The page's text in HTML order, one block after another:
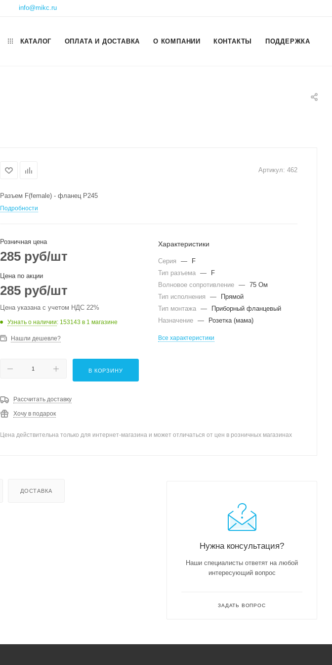
info@mikc.ru
КАТАЛОГ ОПЛАТА И ДОСТАВКА О КОМПАНИИ КОНТАКТЫ ПОДДЕРЖКА
Артикул: 462
Разъем F(female) - фланец P245
Подробности
Розничная цена
285 руб/шт
Цена по акции
285 руб/шт
Цена указана с учетом НДС 22%
Узнать о наличии: 153143 в 1 магазине
Нашли дешевле?
В КОРЗИНУ
Рассчитать доставку
Хочу в подарок
Характеристики
Серия —
F
Тип разъема —
F
Волновое сопротивление — 75 Ом
Тип исполнения
—
Прямой
Тип монтажа —
Приборный фланцевый
Назначение — Розетка (мама)
Все характеристики
Цена действительна только для интернет-магазина и может отличаться от цен в розничных магазинах
ДОСТАВКА
Нужна консультация?
Наши специалисты ответят на любой
интересующий вопрос
ЗАДАТЬ ВОПРОС